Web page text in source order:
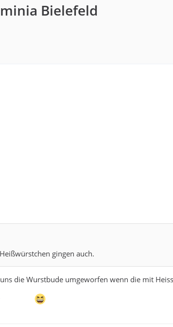
Bielefeld
gingen auch.
die Wurstbude umgeworfen wenn die mit